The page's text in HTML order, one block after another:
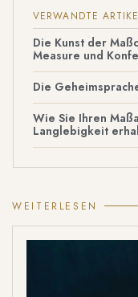
VERWANDTE
Die Kunst der
Measure und
Die
Wie Sie Ihren
Langlebigkeit
WEITERLESEN